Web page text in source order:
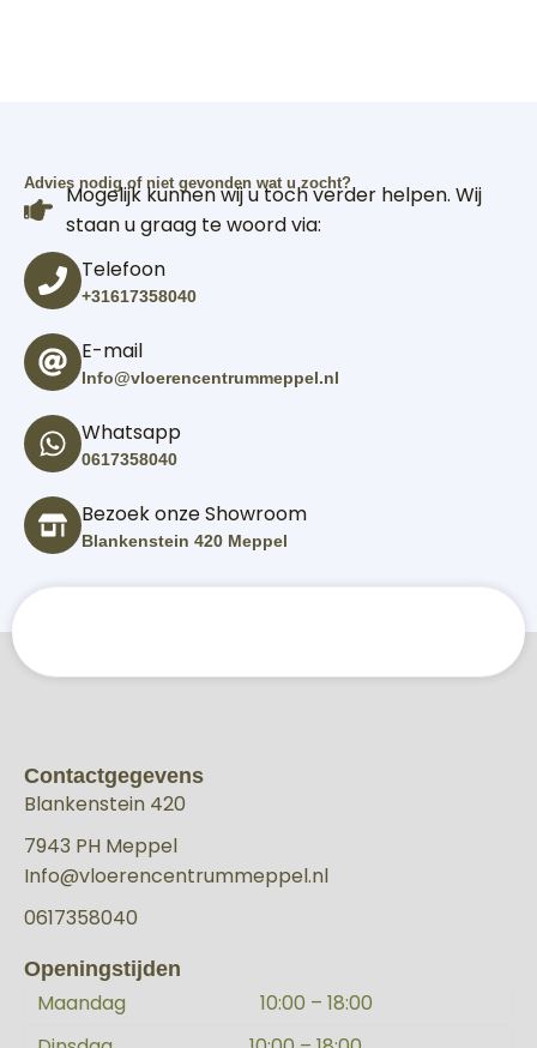
Advies nodig of niet gevonden wat u zocht?
Mogelijk kunnen wij u toch verder helpen. Wij
staan u graag te woord via:
Telefoon
+31617358040
E-mail
Info@vloerencentrummeppel.nl
Whatsapp
0617358040
Bezoek onze Showroom
Blankenstein 420 Meppel
Contactgegevens
Blankenstein 420
7943 PH Meppel
Info@vloerencentrummeppel.nl
0617358040
Openingstijden
Maandag
10:00 – 18:00